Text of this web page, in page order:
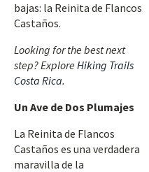
bajas: la Reinita de Flancos
Castaños.
Looking for the best next
step? Explore Hiking Trails
Costa Rica.
Un Ave de Dos Plumajes
La Reinita de Flancos
Castaños es una verdadera
maravilla de la